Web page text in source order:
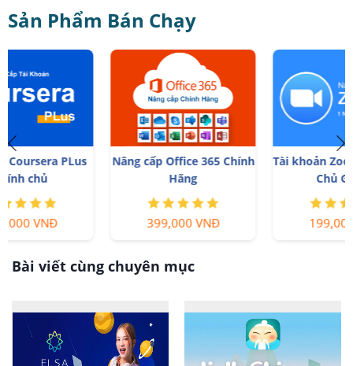
Sản Phẩm Bán Chạy
Nâng cấp Office 365 Chính
Tài khoản Zoom Pro Chính
Bài viết cùng chuyên mục